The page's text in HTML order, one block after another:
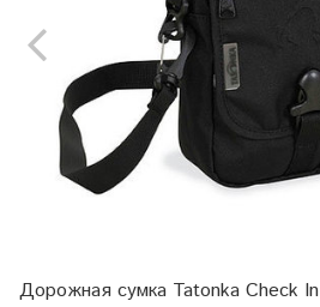
Дорожная сумка Tatonka Check In